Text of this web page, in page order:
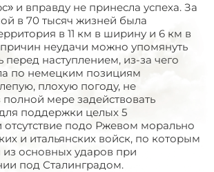
и вправду не принесла успеха. За
в 70 тысяч жизней была
в 11 км в ширину и 6 км в
неудачи можно упомянуть
перед наступлением, из-за чего
по немецким позициям
плохую погоду, не
мере задействовать
поддержки целых 5
отсутствие подо Ржевом морально
и итальянских войск, по которым
основных ударов при
под Сталинградом.